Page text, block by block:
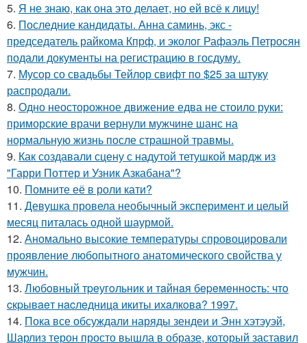
5. Я не знаю, как она это делает, но ей всё к лицу!
6. Последние кандидаты. Анна саминь, экс -
председатель райкома Кпрф, и эколог Рафаэль Петросян
подали документы на регистрацию в госдуму.
7. Мусор со свадьбы Тейлор свифт по $25 за штуку
распродали.
8. Одно неосторожное движение едва не стоило руки:
приморские врачи вернули мужчине шанс на
нормальную жизнь после страшной травмы.
9. Как создавали сцену с надутой тетушкой мардж из
"Гарри Поттер и Узник Азкабана"?
10. Помните её в роли кати?
11. Девушка провела необычный эксперимент и целый
месяц питалась одной шаурмой.
12. Аномально высокие температуры спровоцировали
проявление любопытного анатомического свойства у
мужчин.
13. Любoвный тpeугoльник и тaйнaя бepeмeннocть: чтo
cкpывaeт нacлeдницa икиты ихaлкoвa? 1997.
14. Пока все обсуждали наряды зендеи и Энн хэтэуэй,
Шарлиз терон просто вышла в образе, который заставил